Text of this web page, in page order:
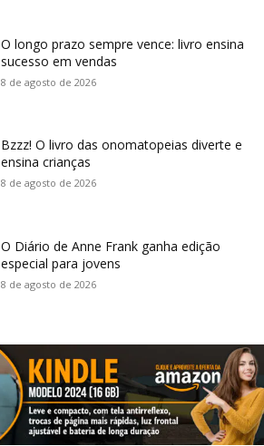
O longo prazo sempre vence: livro ensina
sucesso em vendas
8 de agosto de 2026
Bzzz! O livro das onomatopeias diverte e
ensina crianças
8 de agosto de 2026
O Diário de Anne Frank ganha edição
especial para jovens
8 de agosto de 2026